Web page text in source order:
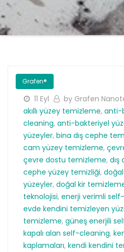
Grafen®
11 Eyl by Grafen
akıllı yüzey temizleme, anti-
cleaning, anti-bakteriyel
yüzeyler, bina dış cephe
cam yüzey temizleme,
çevre dostu temizleme,
cephe yüzey temizliği,
yüzeyler, doğal kir
teknolojisi, enerji verimli
evde kendini temizleyen
temizleme, güneş enerjili
kapalı alan self-cleaning,
kaplamaları, kendi kendini